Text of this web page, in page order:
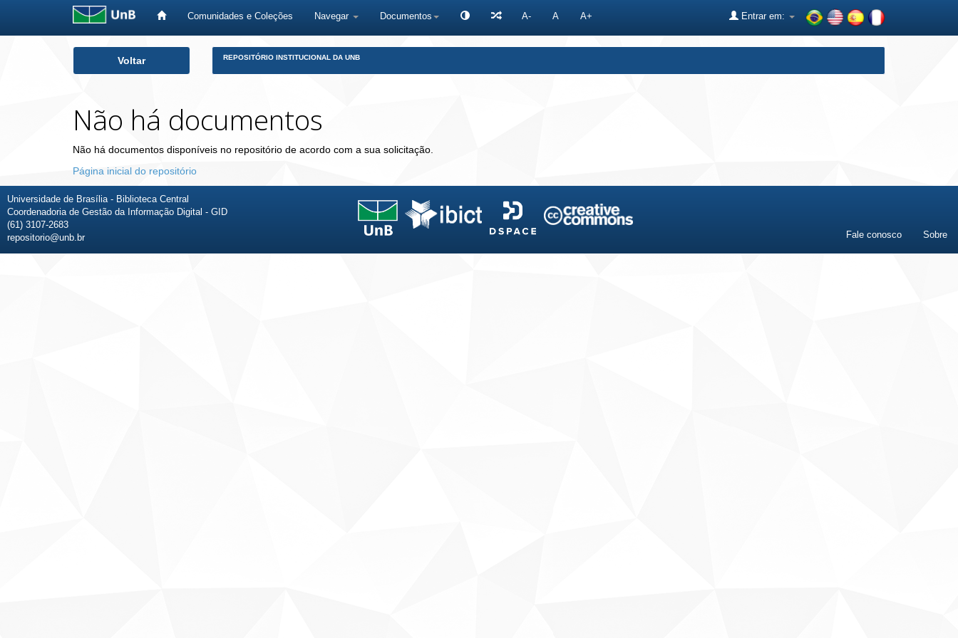
Comunidades e Coleções Navegar Documentos A- A A+ Entrar em:
Voltar REPOSITÓRIO INSTITUCIONAL DA UNB
Não há documentos
Não há documentos disponíveis no repositório de acordo com a sua solicitação.
Página inicial do repositório
Universidade de Brasília - Biblioteca Central
Coordenadoria de Gestão da Informação Digital - GID
(61) 3107-2683
repositorio@unb.br
Fale conosco Sobre